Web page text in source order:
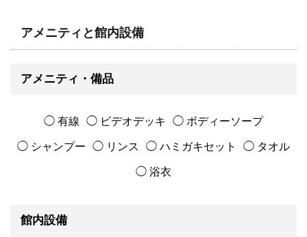
アメニティと館内設備
アメニティ・備品
◯ 有線 ◯ ビデオデッキ ◯ ボディーソープ
◯ シャンプー ◯ リンス ◯ ハミガキセット ◯ タオル
◯ 浴衣
館内設備